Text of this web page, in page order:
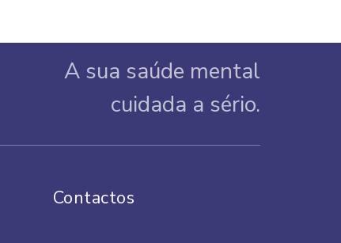
A sua saúde mental
cuidada a sério.
Contactos